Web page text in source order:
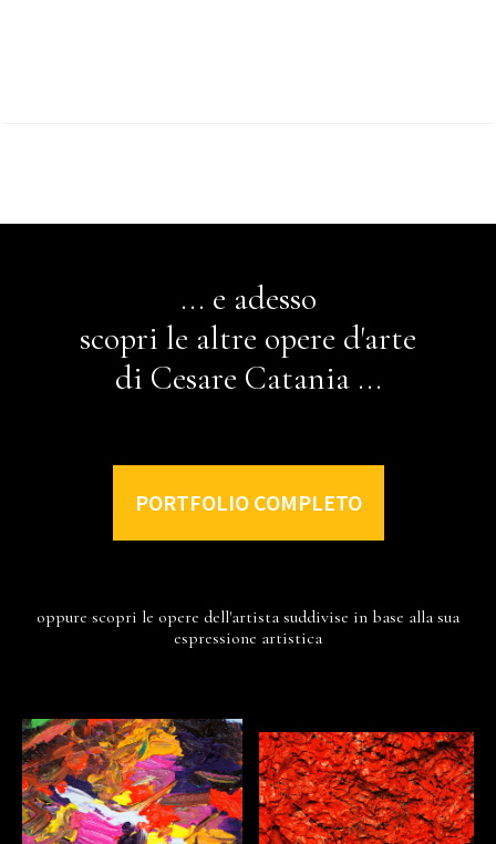
... e adesso
scopri le altre opere d'arte
di Cesare Catania ...
PORTFOLIO COMPLETO
oppure scopri le opere dell'artista suddivise in base alla sua
espressione artistica